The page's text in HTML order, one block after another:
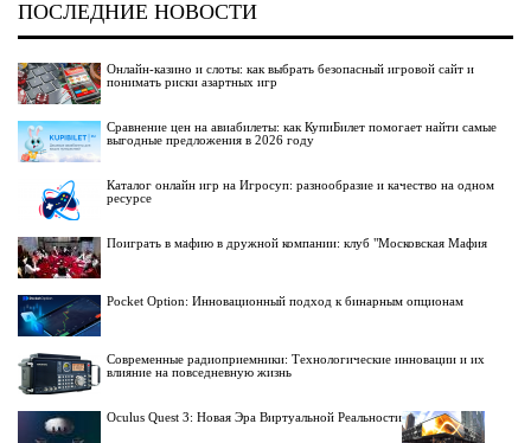
ПОСЛЕДНИЕ НОВОСТИ
Онлайн-казино и слоты: как выбрать безопасный игровой сайт и
понимать риски азартных игр
Сравнение цен на авиабилеты: как КупиБилет помогает найти самые
выгодные предложения в 2026 году
Каталог онлайн игр на Игросуп: разнообразие и качество на одном
ресурсе
Поиграть в мафию в дружной компании: клуб "Московская Мафия
Pocket Option: Инновационный подход к бинарным опционам
Современные радиоприемники: Технологические инновации и их
влияние на повседневную жизнь
Oculus Quest 3: Новая Эра Виртуальной Реальности